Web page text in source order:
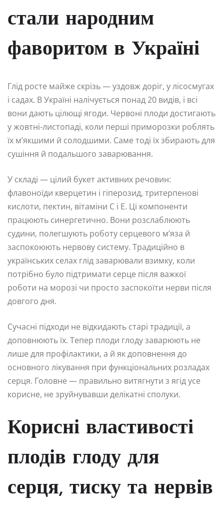
стали народним
фаворитом в Україні
Глід росте майже скрізь — уздовж доріг, у лісосмугах
і садах. В Україні налічується понад 20 видів, і всі
вони дають цілющі ягоди. Червоні плоди достигають
у жовтні-листопаді, коли перші приморозки роблять
їх м’якшими й солодшими. Саме тоді їх збирають для
сушіння й подальшого заварювання.
У складі — цілий букет активних речовин:
флавоноїди кверцетин і гіперозид, тритерпенові
кислоти, пектин, вітаміни С і Е. Ці компоненти
працюють синергетично. Вони розслаблюють
судини, полегшують роботу серцевого м’яза й
заспокоюють нервову систему. Традиційно в
українських селах глід заварювали взимку, коли
потрібно було підтримати серце після важкої
роботи на морозі чи просто заспокоїти нерви після
довгого дня.
Сучасні підходи не відкидають старі традиції, а
доповнюють їх. Тепер плоди глоду заварюють не
лише для профілактики, а й як доповнення до
основного лікування при функціональних розладах
серця. Головне — правильно витягнути з ягід усе
корисне, не зруйнувавши делікатні сполуки.
Корисні властивості
плодів глоду для
серця, тиску та нервів